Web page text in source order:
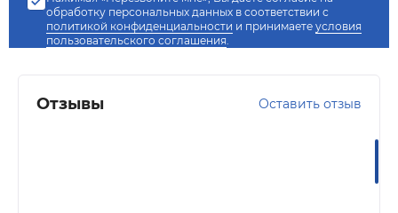
обработку персональных данных в соответствии с
политикой конфиденциальности и принимаете условия
пользовательского соглашения.
Отзывы Оставить отзыв